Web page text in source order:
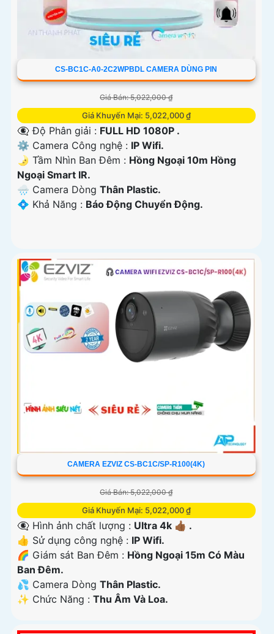
CS-BC1C-A0-2C2WPBDL CAMERA DÙNG PIN
Giá Bán: 5,022,000 ₫
Giá Khuyến Mại: 5,022,000 ₫
👁️‍🗨 Độ Phân giải : FULL HD 1080P .
⚙ Camera Công nghệ : IP Wifi.
🌛 Tầm Nhìn Ban Đêm : Hồng Ngoại 10m Hồng
Ngoại Smart IR.
🌧️ Camera Dòng Thân Plastic.
️💠 Khả Năng : Báo Động Chuyển Động.
CAMERA EZVIZ CS-BC1C/SP-R100(4K)
Giá Bán: 5,022,000 ₫
Giá Khuyến Mại: 5,022,000 ₫
👁️‍🗨 Hình ảnh chất lượng : Ultra 4k 👍🏾 .
👍 Sử dụng công nghệ : IP Wifi.
🌈 Giám sát Ban Đêm : Hồng Ngoại 15m Có Màu
Ban Ðêm.
💦 Camera Dòng Thân Plastic.
️✨ Chức Năng : Thu Âm Và Loa.